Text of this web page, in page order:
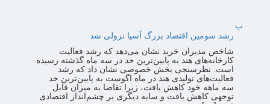
پ
رشد سومین اقتصاد بزرگ آسیا نزولی شد
شاخص مدیران خرید نشان می‌دهد که رشد فعالیت
کارخانه‌های هند به پایین‌ترین حد در سه ماه گذشته رسیده
است. نظرسنجی بخش خصوصی نشان داد که رشد
فعالیت‌های تولیدی هند در ماه اگوست به پایین‌ترین حد
سه ماهه خود کاهش یافت، زیرا تقاضا به میزان قابل
توجهی کاهش یافت و سایه دیگری بر چشم‌انداز اقتصادی